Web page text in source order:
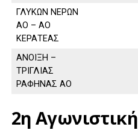
ΓΛΥΚΩΝ ΝΕΡΩΝ
ΑΟ – ΑΟ
ΚΕΡΑΤΕΑΣ
ΑΝΟΙΞΗ –
ΤΡΙΓΛΙΑΣ
ΡΑΦΗΝΑΣ ΑΟ
2η Αγωνιστική